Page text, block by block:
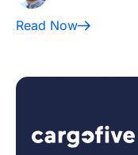
Read Now